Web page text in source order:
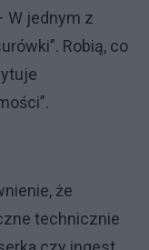
W jednym z
Robią, co
że
technicznie